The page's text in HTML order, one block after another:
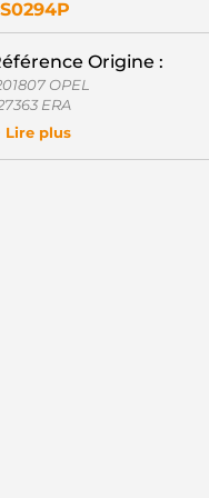
Origine :
OPEL
ERA
15-6629 WILSON
MAGNETI
Lire plus